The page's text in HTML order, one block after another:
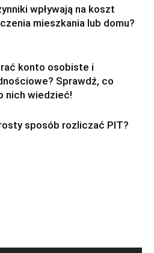
wpływają na koszt
mieszkania lub domu?
konto osobiste i
Sprawdź, co
nich wiedzieć!
sposób rozliczać PIT?